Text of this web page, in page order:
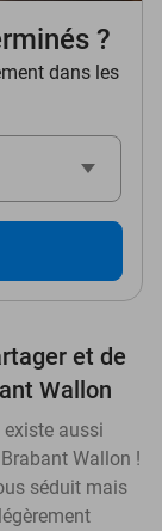
?
dans les
et de
Wallon
existe aussi
Wallon !
séduit mais